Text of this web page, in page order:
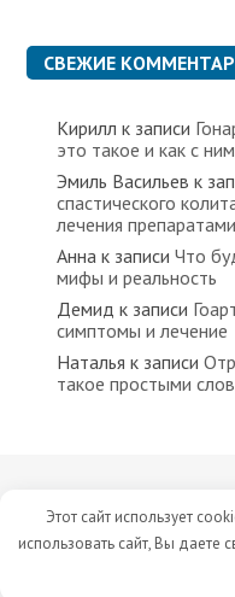
СВЕЖИЕ
Кирилл к записи
это такое и как с
Эмиль Васильев к
спастического
лечения
Анна к записиЧто
мифы и реальность
Демид к записи
симптомы и лечение
Наталья к записи
такое простыми
Все права защищены ©
информационный
самолечением без
Этот сайт использует
использовать сайт, Вы даете